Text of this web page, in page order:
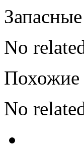
No
Похожие
No